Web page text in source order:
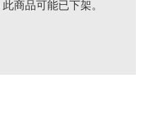
商品可能已下架。